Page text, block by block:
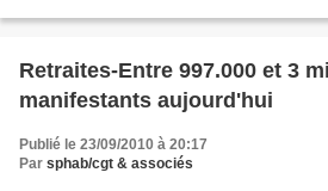
Retraites-Entre 997.000 et 3
manifestants aujourd'hui
Publié le 23/09/2010 à 20:17
Par sphab/cgt & associés